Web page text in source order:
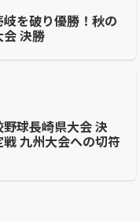
岐を破り優勝！秋の
決勝
野球長崎県大会 決
九州大会への切符